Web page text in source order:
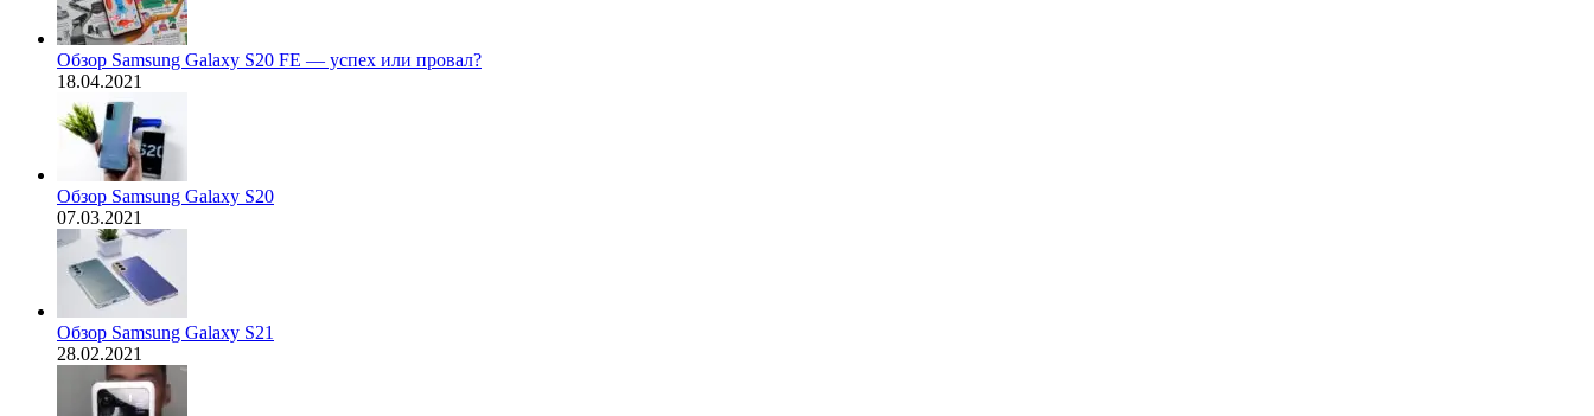
Обзор Samsung Galaxy S20 FE — успех или провал?
18.04.2021
Обзор Samsung Galaxy S20
07.03.2021
Обзор Samsung Galaxy S21
28.02.2021